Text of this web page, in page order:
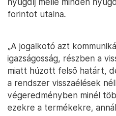
forintot utalna.
„A jogalkotó azt
igazságosság, részben a
miatt húzott felső határt,
a rendszer visszaélések
végeredményben minél
ezekre a termékekre,